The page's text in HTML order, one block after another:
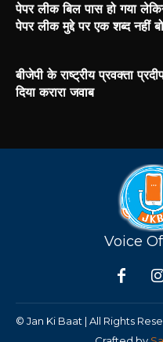
पेपर लीक बिल पास हो गया
पेपर लीक मुद्दे पर एक शब्द नहीं
बीजेपी के राष्ट्रीय प्रवक्ता
दिया करारा जवाब
Voice
© Jan Ki Baat | All Rights